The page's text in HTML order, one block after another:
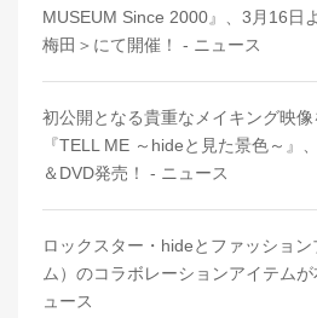
MUSEUM Since 2000』、3月16日
梅田＞にて開催！ - ニュース
初公開となる貴重なメイキング映
『TELL ME ～hideと見た景色～』
＆DVD発売！ - ニュース
ロックスター・hideとファッショ
ム）のコラボレーションアイテム
ュース